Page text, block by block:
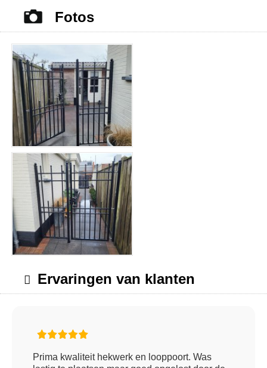
Fotos
Ervaringen van klanten
Prima kwaliteit hekwerk en looppoort. Was